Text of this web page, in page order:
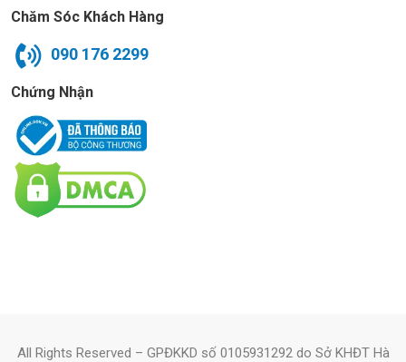
Chăm Sóc Khách Hàng
090 176 2299
Chứng Nhận
All Rights Reserved – GPĐKKD số 0105931292 do Sở KHĐT Hà